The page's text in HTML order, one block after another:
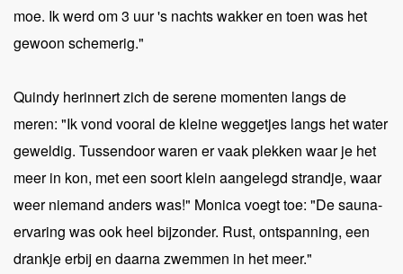
moe. Ik werd om 3 uur 's nachts wakker en toen was het
gewoon schemerig."
Quindy herinnert zich de serene momenten langs de
meren: "Ik vond vooral de kleine weggetjes langs het water
geweldig. Tussendoor waren er vaak plekken waar je het
meer in kon, met een soort klein aangelegd strandje, waar
weer niemand anders was!" Monica voegt toe: "De sauna-
ervaring was ook heel bijzonder. Rust, ontspanning, een
drankje erbij en daarna zwemmen in het meer."